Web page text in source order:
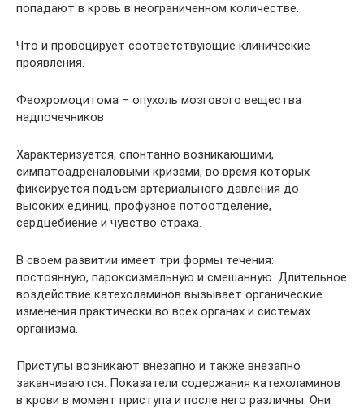
попадают в кровь в неограниченном количестве.
Что и провоцирует соответствующие клинические
проявления.
Феохромоцитома – опухоль мозгового вещества
надпочечников
Характеризуется, спонтанно возникающими,
симпатоадреналовыми кризами, во время которых
фиксируется подъем артериального давления до
высоких единиц, профузное потоотделение,
сердцебиение и чувство страха.
В своем развитии имеет три формы течения:
постоянную, пароксизмальную и смешанную. Длительное
воздействие катехоламинов вызывает органические
изменения практически во всех органах и системах
организма.
Приступы возникают внезапно и также внезапно
заканчиваются. Показатели содержания катехоламинов
в крови в момент приступа и после него различны. Они